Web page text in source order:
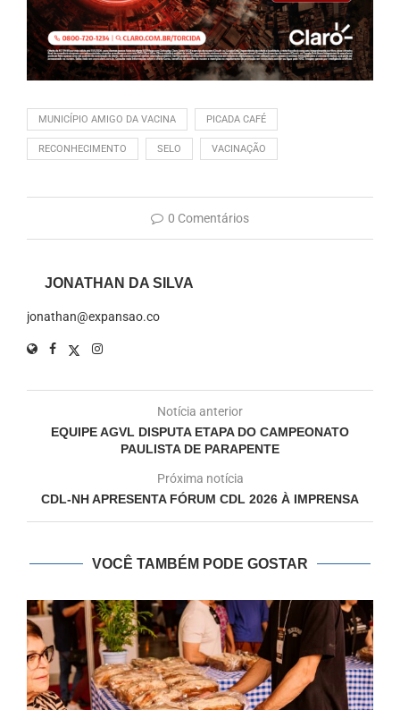
MUNICÍPIO AMIGO DA VACINA PICADA CAFÉ
RECONHECIMENTO SELO VACINAÇÃO
0 Comentários
JONATHAN DA SILVA
jonathan@expansao.co
Notícia anterior
EQUIPE AGVL DISPUTA ETAPA DO CAMPEONATO
PAULISTA DE PARAPENTE
Próxima notícia
CDL-NH APRESENTA FÓRUM CDL 2026 À IMPRENSA
VOCÊ TAMBÉM PODE GOSTAR